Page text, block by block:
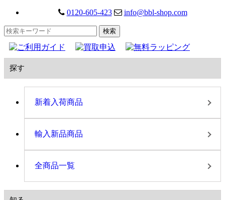
0120-605-423 info@bbl-shop.com
探す
新着入荷商品
輸入新品商品
全商品一覧